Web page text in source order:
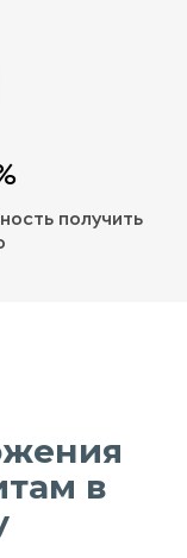
получить
в